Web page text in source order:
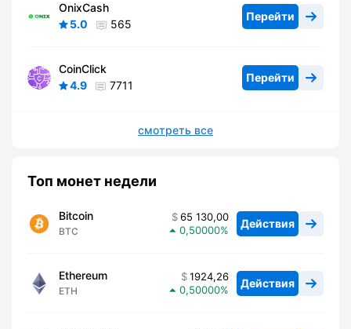
OnixCash
5.0
565
Перейти
CoinClick
4.9
7711
Перейти
смотреть все
Топ монет недели
Bitcoin
BTC
65 130,00
0,50000
Действия
Ethereum
ETH
1924,26
0,50000
Действия